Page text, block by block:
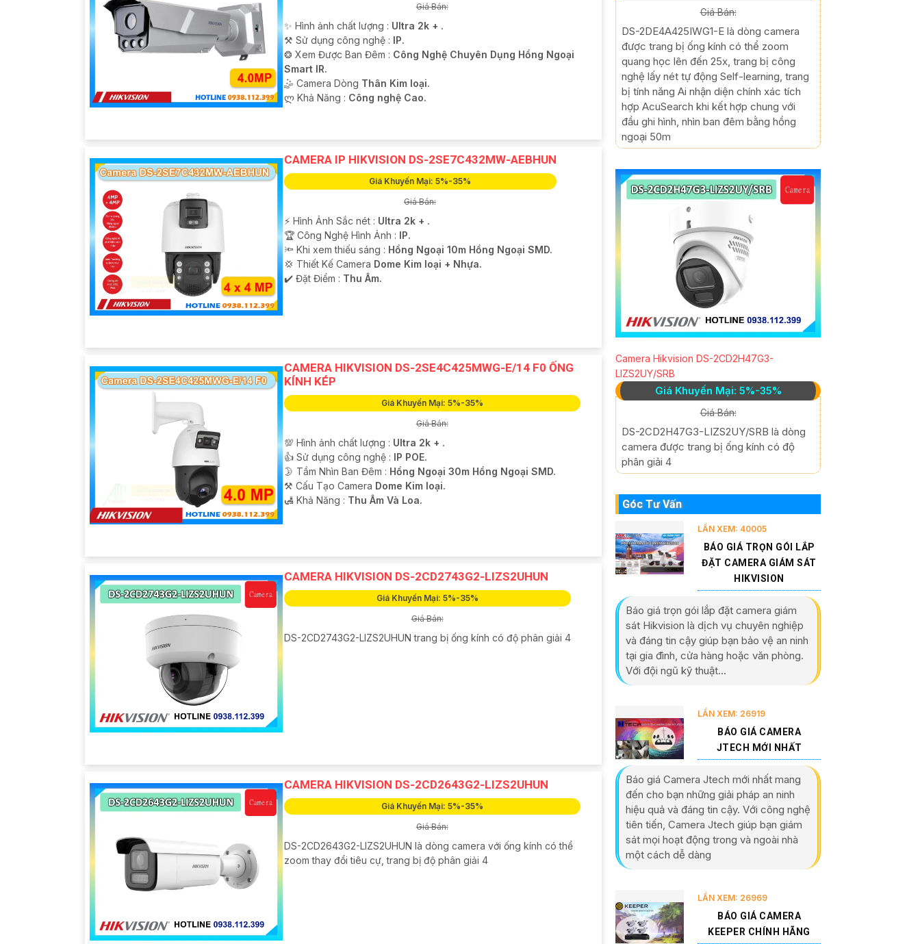
Giá Bán:
✨ Hình ảnh chất lượng : Ultra 2k + .
⚒ Sử dụng công nghệ : IP.
❂ Xem Được Ban Đêm : Công Nghệ Chuyên Dụng Hồng Ngoại
Smart IR.
🤹 Camera Dòng Thân Kim loại.
️ლ Khả Năng : Công nghệ Cao.
CAMERA IP HIKVISION DS-2SE7C432MW-AEBHUN
Giá Khuyến Mại: 5%-35%
Giá Bán:
️⚡ Hình Ảnh Sắc nét : Ultra 2k + .
🏆 Công Nghệ Hình Ảnh : IP.
🔦 Khi xem thiếu sáng : Hồng Ngoại 10m Hồng Ngoại SMD.
💢 Thiết Kế Camera Dome Kim loại + Nhựa.
️✔️ Đặt Điểm : Thu Âm.
CAMERA HIKVISION DS-2SE4C425MWG-E/14 F0 ỐNG
KÍNH KÉP
Giá Khuyến Mại: 5%-35%
Giá Bán:
💯 Hình ảnh chất lượng : Ultra 2k + .
👍 Sử dụng công nghệ : IP POE.
🌛 Tầm Nhìn Ban Đêm : Hồng Ngoại 30m Hồng Ngoại SMD.
⚒ Cấu Tạo Camera Dome Kim loại.
️🛃 Khả Năng : Thu Âm Và Loa.
CAMERA HIKVISION DS-2CD2743G2-LIZS2UHUN
Giá Khuyến Mại: 5%-35%
Giá Bán:
DS-2CD2743G2-LIZS2UHUN trang bị ống kính có độ phân giải 4
CAMERA HIKVISION DS-2CD2643G2-LIZS2UHUN
Giá Khuyến Mại: 5%-35%
Giá Bán:
DS-2CD2643G2-LIZS2UHUN là dòng camera với ống kính có thể
zoom thay đổi tiêu cự, trang bị độ phân giải 4
Giá Bán:
DS-2DE4A425IWG1-E là dòng camera
được trang bị ống kính có thể zoom
quang học lên đến 25x, trang bị công
nghệ lấy nét tự động Self-learning, trang
bị tính năng Ai nhận diện chính xác tích
hợp AcuSearch khi kết hợp chung với
đầu ghi hình, nhìn ban đêm bằng hồng
ngoại 50m
Camera Hikvision DS-2CD2H47G3-
LIZS2UY/SRB
Giá Khuyến Mại: 5%-35%
Giá Bán:
DS-2CD2H47G3-LIZS2UY/SRB là dòng
camera được trang bị ống kính có độ
phân giải 4
Góc Tư Vấn
LẦN XEM: 40005
BÁO GIÁ TRỌN GÓI LẮP
ĐẶT CAMERA GIÁM SÁT
HIKVISION
Báo giá trọn gói lắp đặt camera giám
sát Hikvision là dịch vụ chuyên nghiệp
và đáng tin cậy giúp bạn bảo vệ an ninh
tại gia đình, cửa hàng hoặc văn phòng.
Với đội ngũ kỹ thuật...
LẦN XEM: 26919
BÁO GIÁ CAMERA
JTECH MỚI NHẤT
Báo giá Camera Jtech mới nhất mang
đến cho bạn những giải pháp an ninh
hiệu quả và đáng tin cậy. Với công nghệ
tiên tiến, Camera Jtech giúp bạn giám
sát mọi hoạt động trong và ngoài nhà
một cách dễ dàng
LẦN XEM: 26969
BÁO GIÁ CAMERA
KEEPER CHÍNH HÃNG